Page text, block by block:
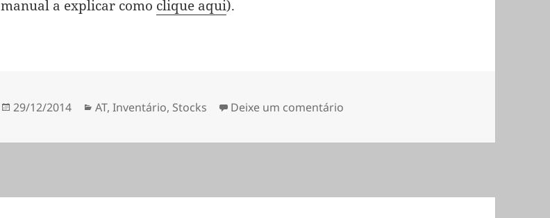
manual a explicar como clique aqui).
Publicado
29/12/2014 Categorias
AT,Inventário, Stocks Deixe um comentário